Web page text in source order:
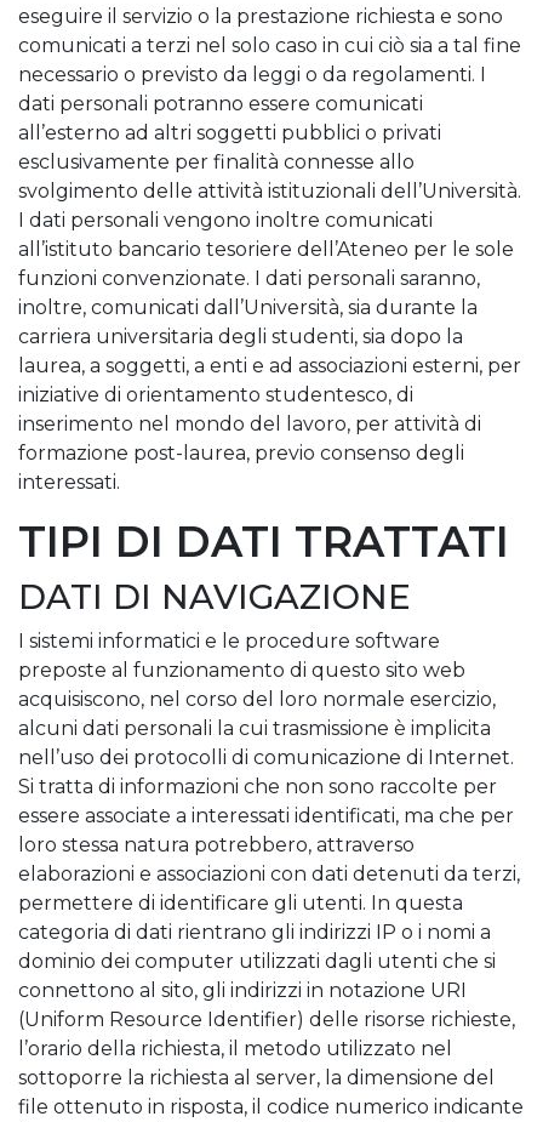
eseguire il servizio o la prestazione richiesta e sono
comunicati a terzi nel solo caso in cui ciò sia a tal fine
necessario o previsto da leggi o da regolamenti. I
dati personali potranno essere comunicati
all’esterno ad altri soggetti pubblici o privati
esclusivamente per finalità connesse allo
svolgimento delle attività istituzionali dell’Università.
I dati personali vengono inoltre comunicati
all’istituto bancario tesoriere dell’Ateneo per le sole
funzioni convenzionate. I dati personali saranno,
inoltre, comunicati dall’Università, sia durante la
carriera universitaria degli studenti, sia dopo la
laurea, a soggetti, a enti e ad associazioni esterni, per
iniziative di orientamento studentesco, di
inserimento nel mondo del lavoro, per attività di
formazione post-laurea, previo consenso degli
interessati.
TIPI DI DATI TRATTATI
DATI DI NAVIGAZIONE
I sistemi informatici e le procedure software
preposte al funzionamento di questo sito web
acquisiscono, nel corso del loro normale esercizio,
alcuni dati personali la cui trasmissione è implicita
nell’uso dei protocolli di comunicazione di Internet.
Si tratta di informazioni che non sono raccolte per
essere associate a interessati identificati, ma che per
loro stessa natura potrebbero, attraverso
elaborazioni e associazioni con dati detenuti da terzi,
permettere di identificare gli utenti. In questa
categoria di dati rientrano gli indirizzi IP o i nomi a
dominio dei computer utilizzati dagli utenti che si
connettono al sito, gli indirizzi in notazione URI
(Uniform Resource Identifier) delle risorse richieste,
l’orario della richiesta, il metodo utilizzato nel
sottoporre la richiesta al server, la dimensione del
file ottenuto in risposta, il codice numerico indicante